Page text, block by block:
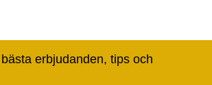
erbjudanden, tips och